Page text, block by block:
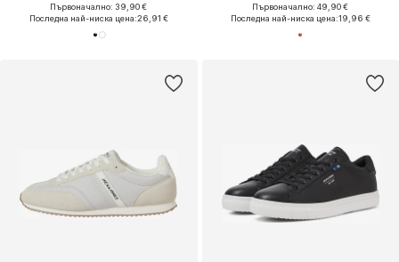
Първоначално: 39,90 €
Последна най-ниска цена:26,91 €
Първоначално: 49,90 €
Последна най-ниска цена:19,96 €